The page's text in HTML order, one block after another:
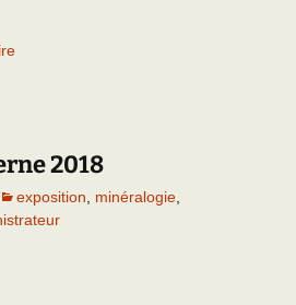
2018
exposition minéralogie